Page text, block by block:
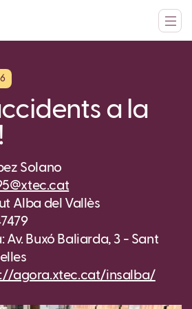
a la
Solano
Alba del Vallès
Av. Buxó Baliarda, 3 - Sant
agora.xtec.cat/insalba/